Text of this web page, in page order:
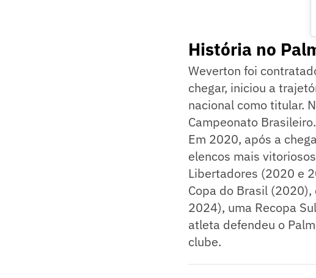
História no
Weverton foi
chegar, iniciou a
nacional como titular.
Campeonato Brasileiro.
Em 2020, após a
elencos mais
Libertadores (2020 e
Copa do Brasil
2024), uma Recopa
atleta defendeu o
clube.